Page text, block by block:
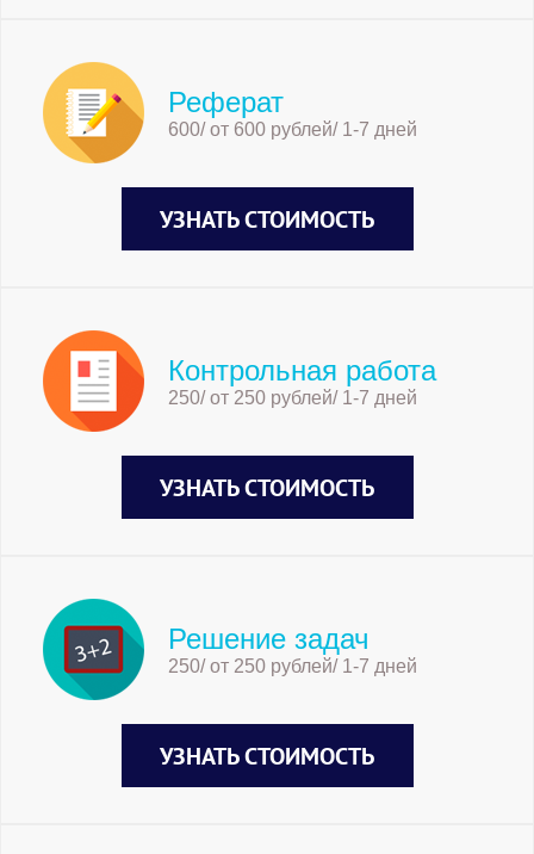
Реферат
600/ от 600 рублей/ 1-7 дней
УЗНАТЬ СТОИМОСТЬ
Контрольная работа
250/ от 250 рублей/ 1-7 дней
УЗНАТЬ СТОИМОСТЬ
Решение задач
250/ от 250 рублей/ 1-7 дней
УЗНАТЬ СТОИМОСТЬ